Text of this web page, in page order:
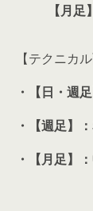
【月足】
【テクニカ
・
【日・週
・【週足】
・【月足】